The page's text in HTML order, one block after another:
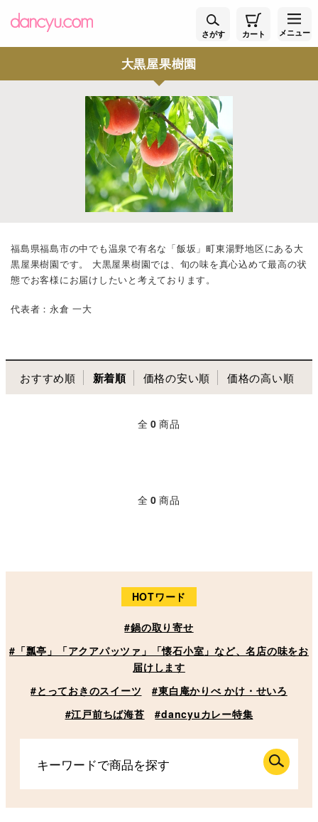
さがす カート メニュー
大黒屋果樹園
福島県福島市の中でも温泉で有名な「飯坂」町東湯野地区にある大
黒屋果樹園です。 大黒屋果樹園では、旬の味を真心込めて最高の状
態でお客様にお届けしたいと考えております。
代表者：永倉 一大
おすすめ順 新着順 価格の安い順 価格の高い順
全 0 商品
全 0 商品
HOTワード
#鍋の取り寄せ
#「瓢亭」「アクアパッツァ」「懐石小室」など、名店の味をお
届けします
#とっておきのスイーツ
#東白庵かりべ かけ・せいろ
#江戸前ちば海苔
#dancyuカレー特集